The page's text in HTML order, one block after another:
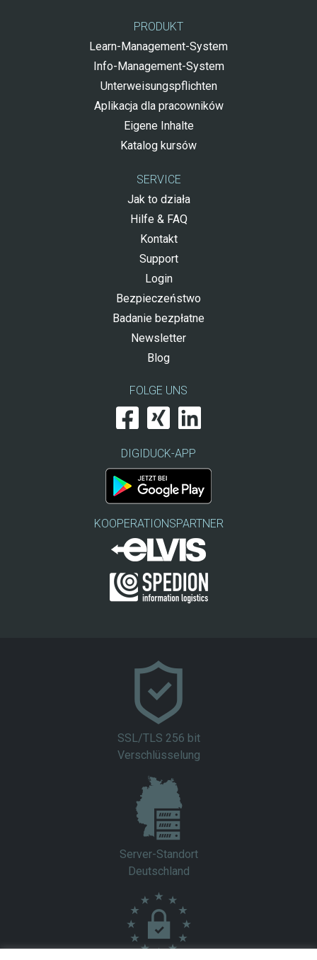
PRODUKT
Learn-Management-System
Info-Management-System
Unterweisungspflichten
Aplikacja dla pracowników
Eigene Inhalte
Katalog kursów
SERVICE
Jak to działa
Hilfe & FAQ
Kontakt
Support
Login
Bezpieczeństwo
Badanie bezpłatne
Newsletter
Blog
FOLGE UNS
DIGIDUCK-APP
KOOPERATIONSPARTNER
SSL/TLS 256 bit
Verschlüsselung
Server-Standort
Deutschland